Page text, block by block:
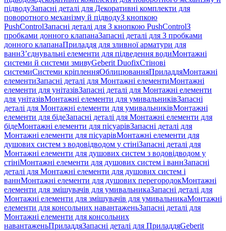
підводуЗапасні деталі для Декоративні комплекти для
поворотного механізму й підводуЗ кнопкою
PushControlЗапасні деталі для З кнопкою PushControlЗ
пробками донного клапанаЗапасні деталі для З пробками
донного клапанаПриладдя для зливної арматури для
ваннЗ’єднувальні елементи для підведення водиМонтажні
системи й системи змивуGeberit DuofixСтінові
системиСистеми кріпленняОблицюванняПриладдяМонтажні
елементиЗапасні деталі для Монтажні елементиМонтажні
елементи для унітазівЗапасні деталі для Монтажні елементи
для унітазівМонтажні елементи для умивальниківЗапасні
деталі для Монтажні елементи для умивальниківМонтажні
елементи для бідеЗапасні деталі для Монтажні елементи для
бідеМонтажні елементи для пісуарівЗапасні деталі для
Монтажні елементи для пісуарівМонтажні елементи для
душових систем з водовідводом у стініЗапасні деталі для
Монтажні елементи для душових систем з водовідводом у
стініМонтажні елементи для душових систем і ваннЗапасні
деталі для Монтажні елементи для душових систем і
ваннМонтажні елементи для душових перегородокМонтажні
елементи для змішувачів для умивальникаЗапасні деталі для
Монтажні елементи для змішувачів для умивальникаМонтажні
елементи для консольних навантаженьЗапасні деталі для
Монтажні елементи для консольних
навантаженьПриладдяЗапасні деталі для ПриладдяGeberit